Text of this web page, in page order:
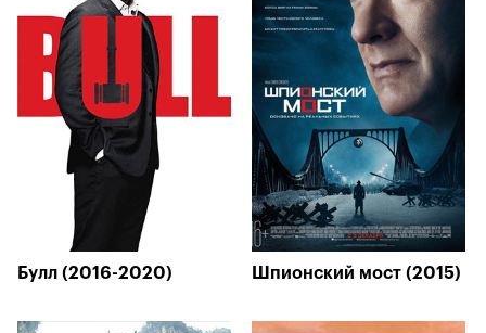
Булл (2016-2020) Шпионский мост (2015)